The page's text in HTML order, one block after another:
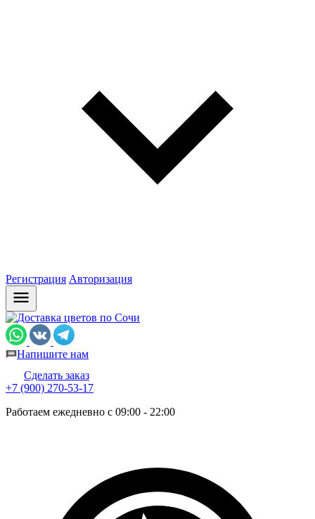
Регистрация Авторизация
Напишите нам
Сделать заказ
+7 (900) 270-53-17
Работаем ежедневно с 09:00 - 22:00